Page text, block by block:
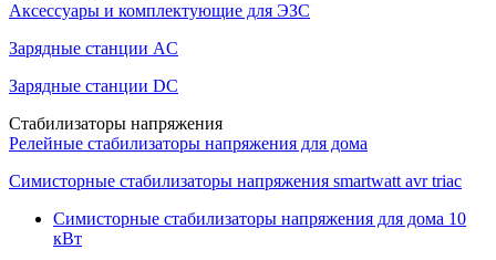
Аксессуары и комплектующие для ЭЗС
Зарядные станции AC
Зарядные станции DC
Стабилизаторы напряжения
Релейные стабилизаторы напряжения для дома
Симисторные стабилизаторы напряжения smartwatt avr triac
Симисторные стабилизаторы напряжения для дома 10
кВт